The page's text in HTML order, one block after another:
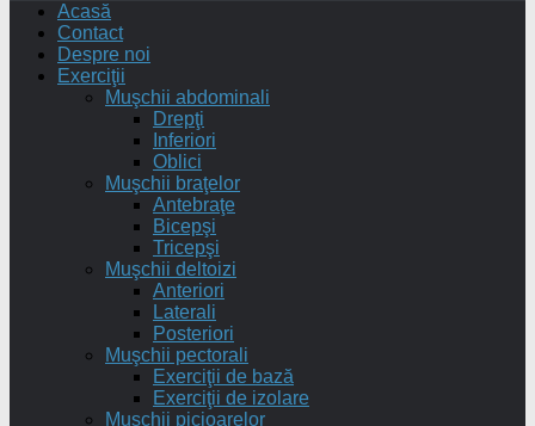
Acasă
Contact
Despre noi
Exerciţii
Muşchii abdominali
Drepţi
Inferiori
Oblici
Muşchii braţelor
Antebraţe
Bicepşi
Tricepşi
Muşchii deltoizi
Anteriori
Laterali
Posteriori
Muşchii pectorali
Exerciţii de bază
Exerciţii de izolare
Muşchii picioarelor